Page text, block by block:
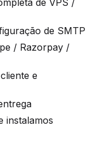
de SMTP
/ Razorpay /
e
instalamos